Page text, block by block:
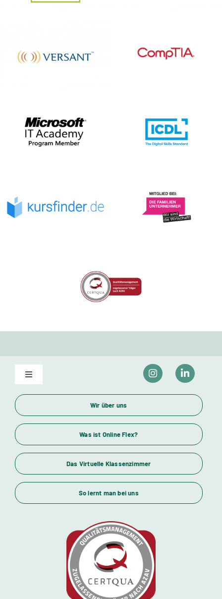
Toggle
Unser Bildungsangebot
Wirtschaftsfachwirte und Industriemeister
Themenübersicht
Standorte
Wir über uns
Was ist Online Flex?
Das Virtuelle Klassenzimmer
So lernt man bei uns